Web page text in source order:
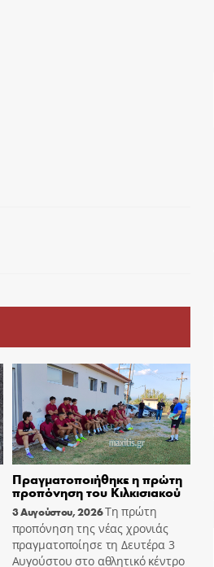
Πραγματοποιήθηκε η πρώτη
προπόνηση του Κιλκισιακού
3 Αυγούστου, 2026Τη πρώτη
προπόνηση της νέας χρονιάς
πραγματοποίησε τη Δευτέρα 3
Αυγούστου στο αθλητικό κέντρο